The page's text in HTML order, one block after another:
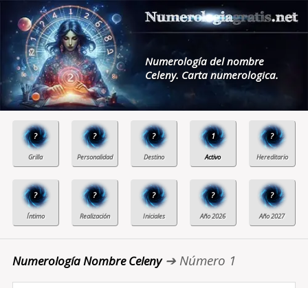
Numerología del nombre
Celeny. Carta numerologica.
? ? ? 1 ?
? ? ? ? ?
Numerología Nombre Celeny➔ Número 1